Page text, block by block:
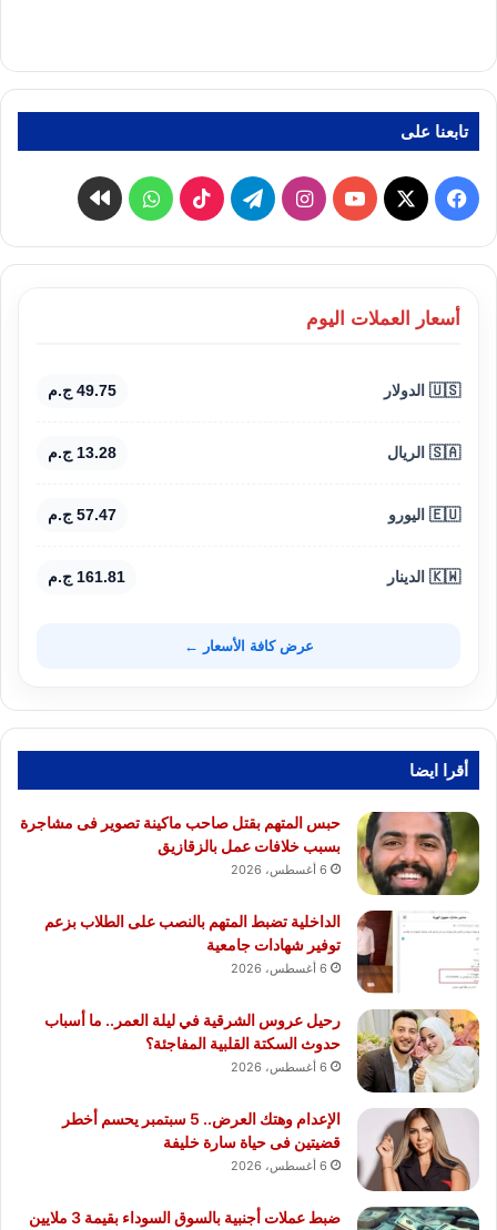
تابعنا على
فيسبوك
‫X
‫YouTubeانستقرامتيلقرام ‫TikTokواتسابكواى
أسعار العملات اليوم
🇺🇸 الدولار 49.75 ج.م
🇸🇦 الريال 13.28 ج.م
🇪🇺 اليورو 57.47 ج.م
🇰🇼 الدينار 161.81 ج.م
عرض كافة الأسعار ←
أقرا ايضا
حبس المتهم بقتل صاحب ماكينة تصوير فى مشاجرة
بسبب خلافات عمل بالزقازيق
6 أغسطس، 2026
الداخلية تضبط المتهم بالنصب على الطلاب بزعم
توفير شهادات جامعية
6 أغسطس، 2026
رحيل عروس الشرقية في ليلة العمر.. ما أسباب
حدوث السكتة القلبية المفاجئة؟
6 أغسطس، 2026
الإعدام وهتك العرض.. 5 سبتمبر يحسم أخطر
قضيتين فى حياة سارة خليفة
6 أغسطس، 2026
ضبط عملات أجنبية بالسوق السوداء بقيمة 3 ملايين